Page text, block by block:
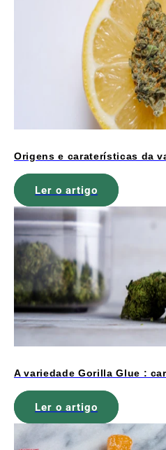
Origens e caraterísticas da
Ler o artigo
A variedade Gorilla Glue :
Ler o artigo